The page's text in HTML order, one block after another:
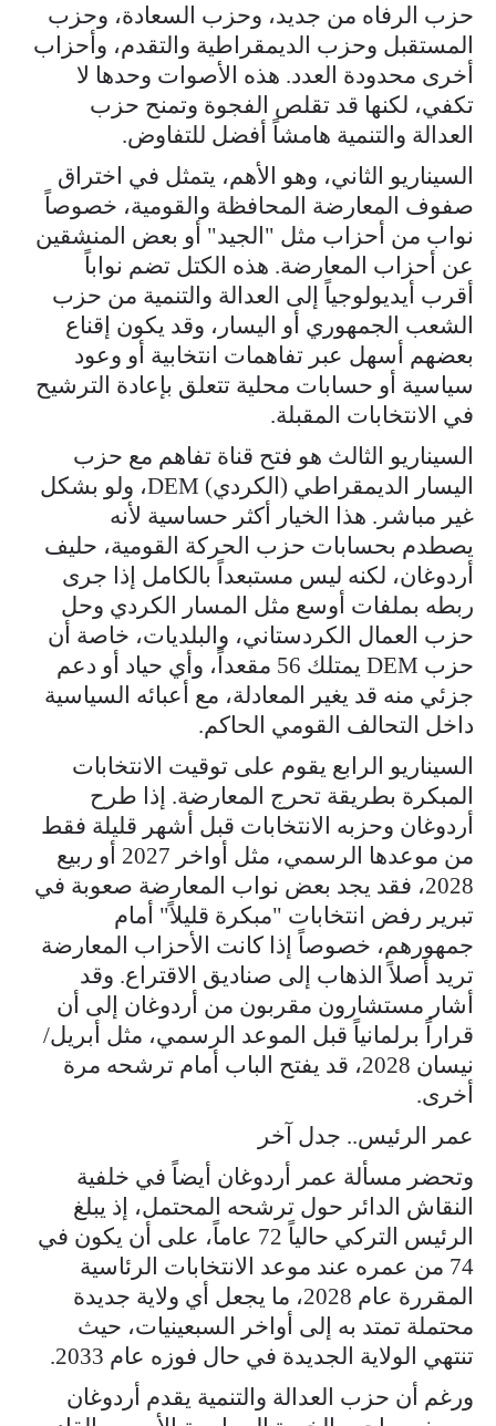
حزب الرفاه من جديد، وحزب السعادة، وحزب
المستقبل وحزب الديمقراطية والتقدم، وأحزاب
أخرى محدودة العدد. هذه الأصوات وحدها لا
تكفي، لكنها قد تقلص الفجوة وتمنح حزب
العدالة والتنمية هامشاً أفضل للتفاوض.
السيناريو الثاني، وهو الأهم، يتمثل في اختراق
صفوف المعارضة المحافظة والقومية، خصوصاً
نواب من أحزاب مثل "الجيد" أو بعض المنشقين
عن أحزاب المعارضة. هذه الكتل تضم نواباً
أقرب أيديولوجياً إلى العدالة والتنمية من حزب
الشعب الجمهوري أو اليسار، وقد يكون إقناع
بعضهم أسهل عبر تفاهمات انتخابية أو وعود
سياسية أو حسابات محلية تتعلق بإعادة الترشيح
في الانتخابات المقبلة.
السيناريو الثالث هو فتح قناة تفاهم مع حزب
اليسار الديمقراطي (الكردي) DEM، ولو بشكل
غير مباشر. هذا الخيار أكثر حساسية لأنه
يصطدم بحسابات حزب الحركة القومية، حليف
أردوغان، لكنه ليس مستبعداً بالكامل إذا جرى
ربطه بملفات أوسع مثل المسار الكردي وحل
حزب العمال الكردستاني، والبلديات، خاصة أن
حزب DEM يمتلك 56 مقعداً، وأي حياد أو دعم
جزئي منه قد يغير المعادلة، مع أعبائه السياسية
داخل التحالف القومي الحاكم.
السيناريو الرابع يقوم على توقيت الانتخابات
المبكرة بطريقة تحرج المعارضة. إذا طرح
أردوغان وحزبه الانتخابات قبل أشهر قليلة فقط
من موعدها الرسمي، مثل أواخر 2027 أو ربيع
2028، فقد يجد بعض نواب المعارضة صعوبة في
تبرير رفض انتخابات "مبكرة قليلاً" أمام
جمهورهم، خصوصاً إذا كانت الأحزاب المعارضة
تريد أصلاً الذهاب إلى صناديق الاقتراع. وقد
أشار مستشارون مقربون من أردوغان إلى أن
قراراً برلمانياً قبل الموعد الرسمي، مثل أبريل/
نيسان 2028، قد يفتح الباب أمام ترشحه مرة
أخرى.
عمر الرئيس.. جدل آخر
وتحضر مسألة عمر أردوغان أيضاً في خلفية
النقاش الدائر حول ترشحه المحتمل، إذ يبلغ
الرئيس التركي حالياً 72 عاماً، على أن يكون في
74 من عمره عند موعد الانتخابات الرئاسية
المقررة عام 2028، ما يجعل أي ولاية جديدة
محتملة تمتد به إلى أواخر السبعينيات، حيث
تنتهي الولاية الجديدة في حال فوزه عام 2033.
ورغم أن حزب العدالة والتنمية يقدم أردوغان